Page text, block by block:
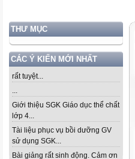
THƯ MỤC
CÁC Ý KIẾN MỚI NHẤT
rất tuyệt...
...
Giới thiệu SGK Giáo dục thể chất
lớp 4...
Tài liệu phục vụ bồi dưỡng GV
sử dụng SGK...
Bài giảng rất sinh động. Cảm ơn